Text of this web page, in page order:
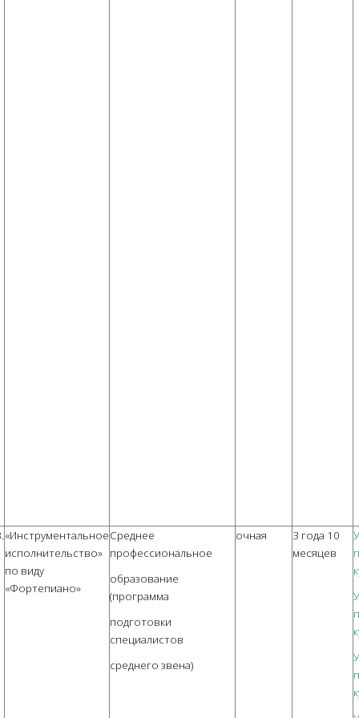
«Инструментальное
исполнительство»
по виду
«Фортепиано»
Среднее
профессиональное
образование
(программа
подготовки
специалистов
среднего звена)
очная
3 года 10
месяцев